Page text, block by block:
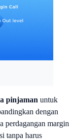
pinjaman untuk
dengan
perdagangan margin
tanpa harus